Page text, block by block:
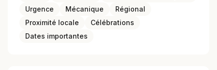
Urgence
Mécanique
Régional
Proximité locale
Célébrations
Dates importantes